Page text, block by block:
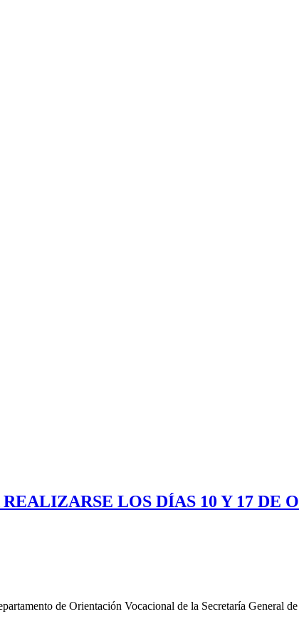
LOS DÍAS 10 Y 17 DE
de Orientación Vocacional de la Secretaría General